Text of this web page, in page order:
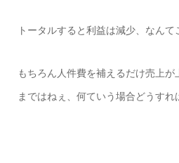
トータルすると利益は減少、なんて
もちろん人件費を補えるだけ売上が
まではねぇ、何ていう場合どうすれ